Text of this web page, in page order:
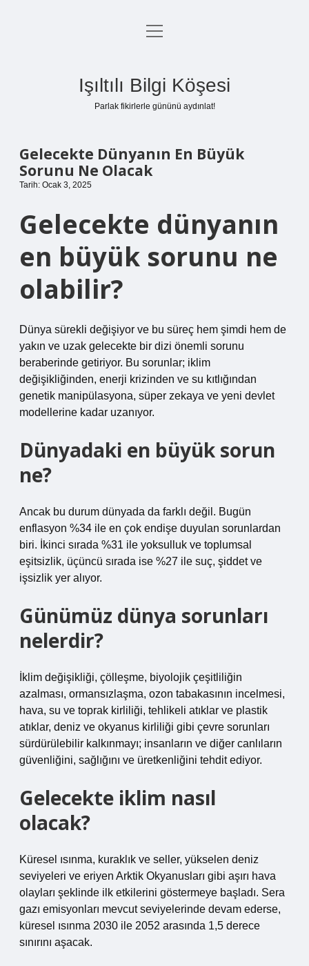
Anasayfa
Yasal Uyarı
menüyü
Işıltılı Bilgi Köşesi
Parlak fikirlerle gününü aydınlat!
Gelecekte Dünyanın En Büyük
Sorunu Ne Olacak
Tarih: Ocak 3, 2025
Gelecekte dünyanın
en büyük sorunu ne
olabilir?
Dünya sürekli değişiyor ve bu süreç hem şimdi hem de
yakın ve uzak gelecekte bir dizi önemli sorunu
beraberinde getiriyor. Bu sorunlar; iklim
değişikliğinden, enerji krizinden ve su kıtlığından
genetik manipülasyona, süper zekaya ve yeni devlet
modellerine kadar uzanıyor.
Dünyadaki en büyük sorun
ne?
Ancak bu durum dünyada da farklı değil. Bugün
enflasyon %34 ile en çok endişe duyulan sorunlardan
biri. İkinci sırada %31 ile yoksulluk ve toplumsal
eşitsizlik, üçüncü sırada ise %27 ile suç, şiddet ve
işsizlik yer alıyor.
Günümüz dünya sorunları
nelerdir?
İklim değişikliği, çölleşme, biyolojik çeşitliliğin
azalması, ormansızlaşma, ozon tabakasının incelmesi,
hava, su ve toprak kirliliği, tehlikeli atıklar ve plastik
atıklar, deniz ve okyanus kirliliği gibi çevre sorunları
sürdürülebilir kalkınmayı; insanların ve diğer canlıların
güvenliğini, sağlığını ve üretkenliğini tehdit ediyor.
Gelecekte iklim nasıl
olacak?
Küresel ısınma, kuraklık ve seller, yükselen deniz
seviyeleri ve eriyen Arktik Okyanusları gibi aşırı hava
olayları şeklinde ilk etkilerini göstermeye başladı. Sera
gazı emisyonları mevcut seviyelerinde devam ederse,
küresel ısınma 2030 ile 2052 arasında 1,5 derece
sınırını aşacak.